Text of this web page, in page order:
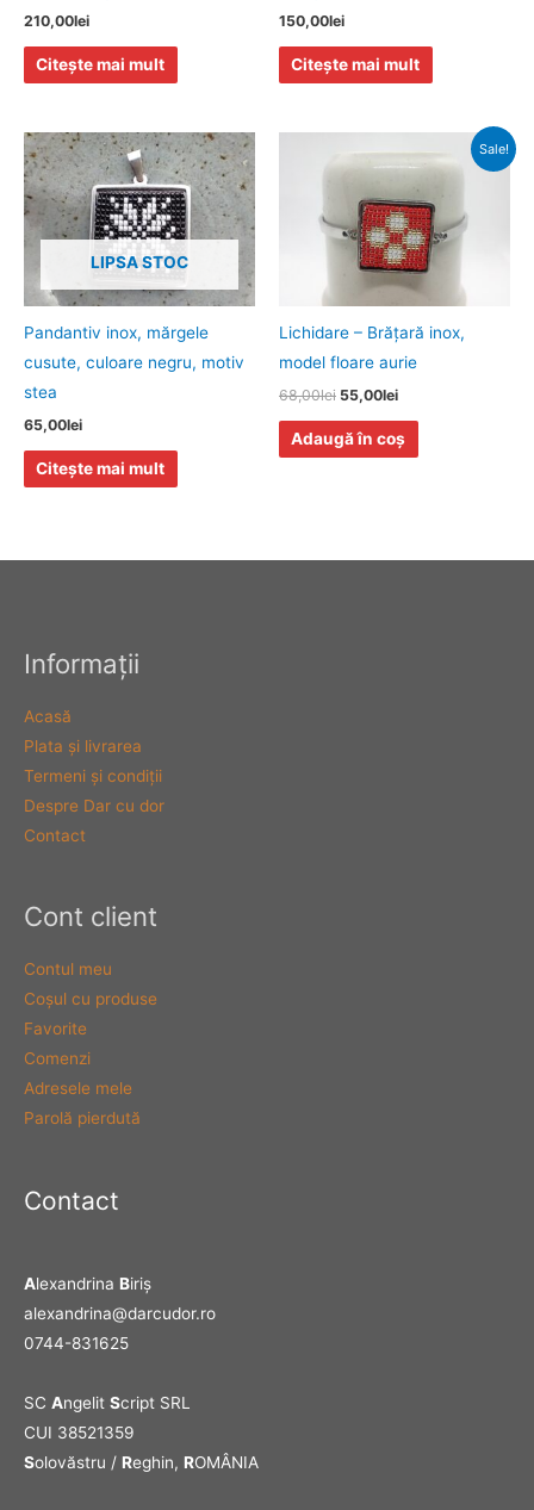
210,00lei
Citește mai mult
150,00lei
Citește mai mult
LIPSA STOC
Pandantiv inox, mărgele
cusute, culoare negru, motiv
stea
65,00lei
Citește mai mult
Sale!
Lichidare – Brăţară inox,
model floare aurie
68,00lei
inițial
fost:
68,00lei.
55,00lei
curent
55,00lei.
Adaugă în coș
Informaţii
Acasă
Plata şi livrarea
Termeni şi condiţii
Despre Dar cu dor
Contact
Cont client
Contul meu
Coşul cu produse
Favorite
Comenzi
Adresele mele
Parolă pierdută
Contact
Alexandrina Biriş
alexandrina@darcudor.ro
0744-831625
SC Angelit Script SRL
CUI 38521359
Solovăstru / Reghin, ROMÂNIA